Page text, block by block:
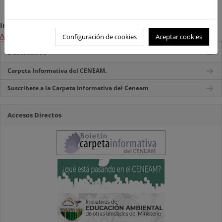
Información:
Acceso a la página web del programa
Destacados
Carpeta Informativa del CENEAM.
Suscríbete a la Carpeta Informativa del Ceneam
Accesos Directos
Configuración de cookies Aceptar cookies